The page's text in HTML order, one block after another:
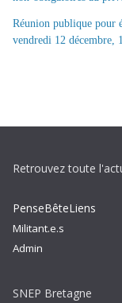
Réunion publique pour
vendredi 12 décembre,
Retrouvez toute
PenseBêteLiens
Militant.e.s
Admin
SNEP Bretagne